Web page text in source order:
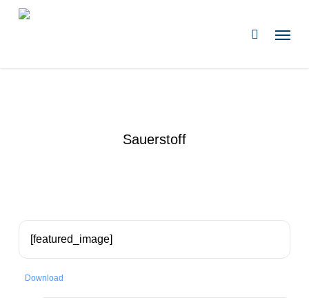
Zum
Hauptinhalt
suchen
Sauerstoff
[featured_image]
Download